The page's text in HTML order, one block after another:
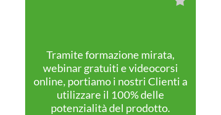
Tramite formazione mirata,
webinar gratuiti e videocorsi
online, portiamo i nostri Clienti a
utilizzare il 100% delle
potenzialità del prodotto.